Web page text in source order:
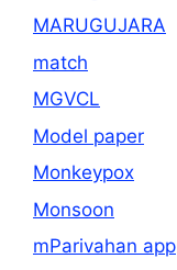
MARUGUJARA
match
MGVCL
Model paper
Monkeypox
Monsoon
mParivahan app